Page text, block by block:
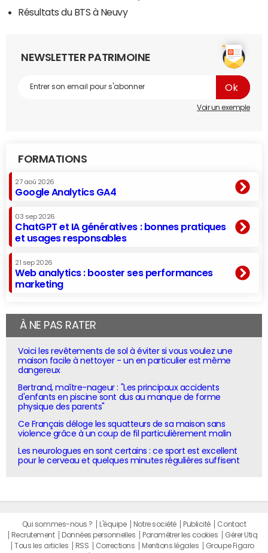
Résultats du BTS à Neuvy
NEWSLETTER PATRIMOINE
Voir un exemple
FORMATIONS
27 aoû 2026
Google Analytics GA4
03 sep 2026
ChatGPT et IA génératives : bonnes pratiques
et usages responsables
21 sep 2026
Web analytics : booster ses performances
marketing
À NE PAS RATER
Voici les revêtements de sol à éviter si vous voulez une
maison facile à nettoyer - un en particulier est même
dangereux
Bertrand, maître-nageur : "Les principaux accidents
d'enfants en piscine sont dus au manque de forme
physique des parents"
Ce Français déloge les squatteurs de sa maison sans
violence grâce à un coup de fil particulièrement malin
Les neurologues en sont certains : ce sport est excellent
pour le cerveau et quelques minutes régulières suffisent
Qui sommes-nous ? L'équipe Notre société Publicité
Contact
Recrutement
Données personnelles Paramétrer les cookies
Gérer Utiq
Tous les articles
RSS Corrections Mentions légales
Groupe Figaro